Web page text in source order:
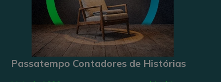
Passatempo Contadores de Histórias